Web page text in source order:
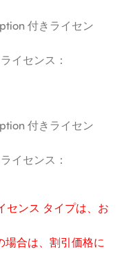
付きライセン
イセンス：
付きライセン
イセンス：
センス タイプは、お
場合は、割引価格に